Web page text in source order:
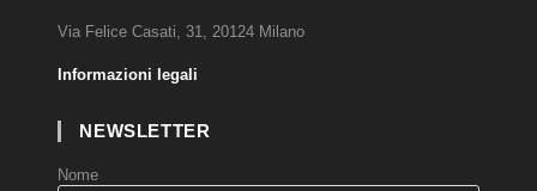
Via Felice Casati, 31, 20124 Milano
Informazioni legali
NEWSLETTER
Nome